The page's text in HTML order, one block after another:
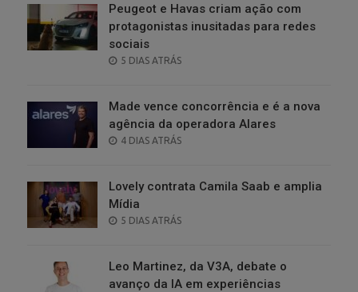
Peugeot e Havas criam ação com
protagonistas inusitadas para redes
sociais
POSTED
5 DIAS ATRÁS
Made vence concorrência e é a nova
agência da operadora Alares
POSTED
4 DIAS ATRÁS
Lovely contrata Camila Saab e amplia
Mídia
POSTED
5 DIAS ATRÁS
Leo Martinez, da V3A, debate o
avanço da IA em experiências